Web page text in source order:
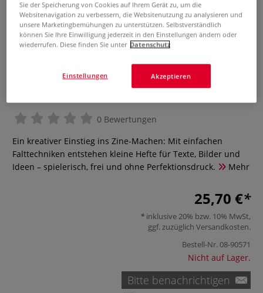
0 Bewertungen
Ein kreativer Einstieg ins Zine-Machen: Mit einfachen
Falttechniken entstehen kleine Hefte für Texte, Bilder und
Ideen – spielerisch, frei und ohne Perfektionsdruck.
Mehr
25,70 €
inklusive 20% bzw. 10% MwSt,
ggf. zuzüglich Versandkosten.
Bestell-Nr.08-90571
Nicht auf Lager.
Bitte benachrichtigen
Sie der Speicherung von Cookies auf Ihrem Gerät zu, um die
Websitenavigation zu verbessern, die Websitenutzung zu analysieren und
unsere Marketingbemühungen zu unterstützen. Selbstverständlich
können Sie Ihre Einwilligung jederzeit in den Einstellungen ändern oder
wiederrufen. Diese finden Sie unter Datenschutz
Akzeptieren
Einstellungen